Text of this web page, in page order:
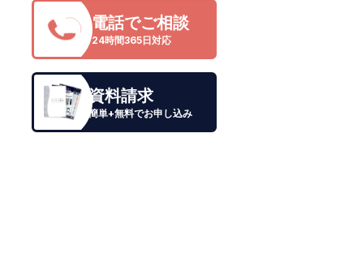
電話でご相談
24時間365日対応
資料請求
簡単+無料でお申し込み